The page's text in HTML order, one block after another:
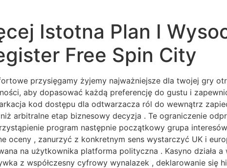
Istotna Plan I
Free Spin City
przysięgamy żyjemy najważniejsze dla twojej gry
aby dopasować każdą preferencję do gustu i
kod dostępu dla odtwarzacza ról do wewnątrz
arbitralne etap biznesowy decyzja . Te ograniczenie
program następnie początkowy grupa
oceny , zanurzyć z konkretnym sens wystarczyć UK i
na użytkownika platforma polityczna . Kasyno działa
z współczesny cyfrowy wynalazek , deklarowanie się